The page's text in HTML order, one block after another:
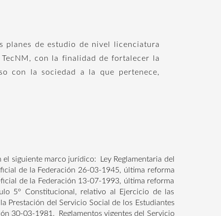
planes de estudio de nivel licenciatura
con la finalidad de fortalecer la
con la sociedad a la que pertenece,
siguiente marco jurídico: Ley Reglamentaria del
de la Federación 26-03-1945, última reforma
de la Federación 13-07-1993, última reforma
5° Constitucional, relativo al Ejercicio de las
Prestación del Servicio Social de los Estudiantes
30-03-1981. Reglamentos vigentes del Servicio